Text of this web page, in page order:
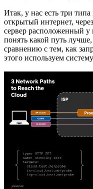
Итак, у нас есть три типа
открытый интернет,
сервер расположенный
понять какой путь
сравнению с тем, как
этого используем